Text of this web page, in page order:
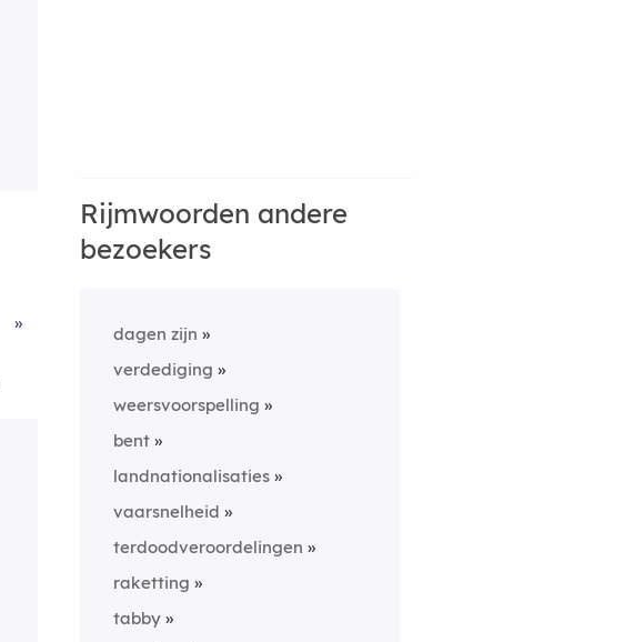
»
Rijmwoorden andere
bezoekers
dagen zijn
verdediging
weersvoorspelling
bent
landnationalisaties
vaarsnelheid
terdoodveroordelingen
raketting
tabby